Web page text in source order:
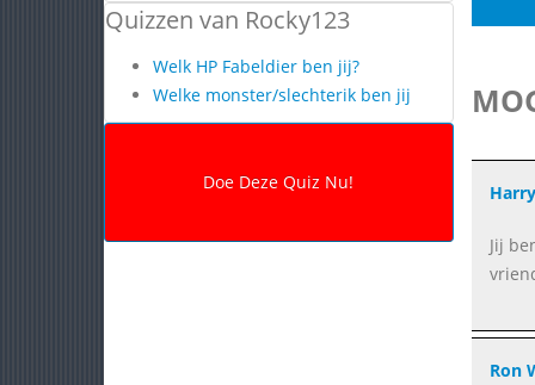
Quizzen van Rocky123
Welk HP Fabeldier ben jij?
Welke monster/slechterik ben jij
Jij
Ron